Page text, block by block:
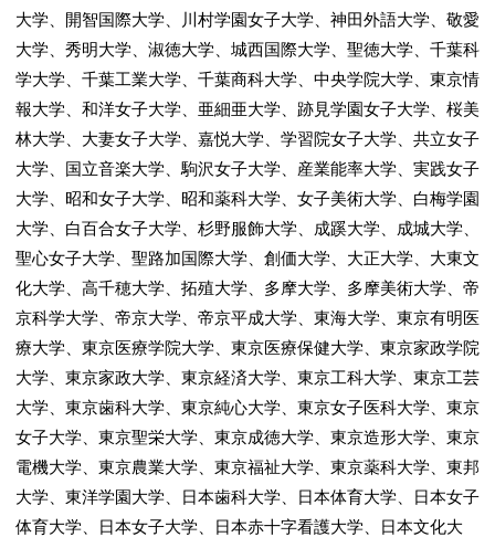
大学、開智国際大学、川村学園女子大学、神田外語大学、敬愛
大学、秀明大学、淑徳大学、城西国際大学、聖徳大学、千葉科
学大学、千葉工業大学、千葉商科大学、中央学院大学、東京情
報大学、和洋女子大学、亜細亜大学、跡見学園女子大学、桜美
林大学、大妻女子大学、嘉悦大学、学習院女子大学、共立女子
大学、国立音楽大学、駒沢女子大学、産業能率大学、実践女子
大学、昭和女子大学、昭和薬科大学、女子美術大学、白梅学園
大学、白百合女子大学、杉野服飾大学、成蹊大学、成城大学、
聖心女子大学、聖路加国際大学、創価大学、大正大学、大東文
化大学、高千穂大学、拓殖大学、多摩大学、多摩美術大学、帝
京科学大学、帝京大学、帝京平成大学、東海大学、東京有明医
療大学、東京医療学院大学、東京医療保健大学、東京家政学院
大学、東京家政大学、東京経済大学、東京工科大学、東京工芸
大学、東京歯科大学、東京純心大学、東京女子医科大学、東京
女子大学、東京聖栄大学、東京成徳大学、東京造形大学、東京
電機大学、東京農業大学、東京福祉大学、東京薬科大学、東邦
大学、東洋学園大学、日本歯科大学、日本体育大学、日本女子
体育大学、日本女子大学、日本赤十字看護大学、日本文化大